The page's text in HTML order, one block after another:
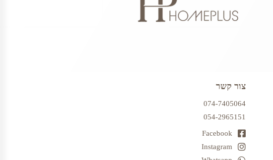
צור קשר
074-7405064
054-2965151
Facebook
Instagram